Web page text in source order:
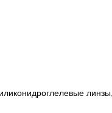
линзы,